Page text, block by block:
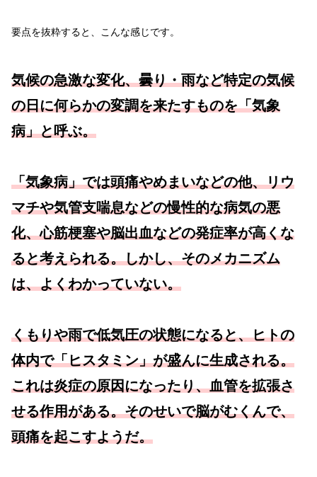
要点を抜粋すると、こんな感じです。
気候の急激な変化、曇り・雨など特定の気候
の日に何らかの変調を来たすものを「気象
病」と呼ぶ。
「気象病」では頭痛やめまいなどの他、リウ
マチや気管支喘息などの慢性的な病気の悪
化、心筋梗塞や脳出血などの発症率が高くな
ると考えられる。しかし、そのメカニズム
は、よくわかっていない。
くもりや雨で低気圧の状態になると、ヒトの
体内で「ヒスタミン」が盛んに生成される。
これは炎症の原因になったり、血管を拡張さ
せる作用がある。そのせいで脳がむくんで、
頭痛を起こすようだ。